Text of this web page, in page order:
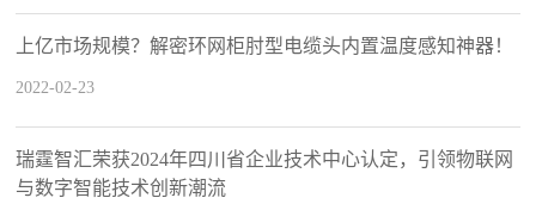
上亿市场规模？解密环网柜肘型电缆头内置温度感知神器！
2022-02-23
瑞霆智汇荣获2024年四川省企业技术中心认定，引领物联网
与数字智能技术创新潮流